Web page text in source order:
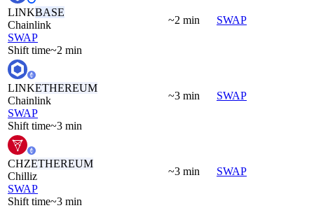
LINKBASE
Chainlink
SWAP
Shift time~2 min
~2 min SWAP
LINKETHEREUM
Chainlink
SWAP
Shift time~3 min
~3 min SWAP
CHZETHEREUM
Chilliz
SWAP
Shift time~3 min
~3 min SWAP